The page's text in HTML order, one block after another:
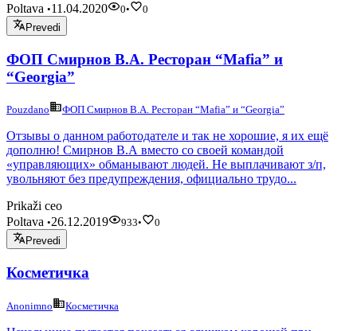
Poltava •11.04.2020 0•
0
Prevedi
ФОП Смирнов В.А. Ресторан “Mafia” и
“Georgia”
Pouzdano ФОП Смирнов В.А. Ресторан “Mafia” и “Georgia”
Отзывы о данном работодателе и так не хорошие, я их ещё
дополню! Смирнов В.А вместо со своей командой
«управляющих» обманывают людей. Не выплачивают з/п,
увольняют без предупреждения, официально трудо...
Prikaži ceo
Poltava •26.12.2019 933•
0
Prevedi
Косметичка
Anonimno Косметичка